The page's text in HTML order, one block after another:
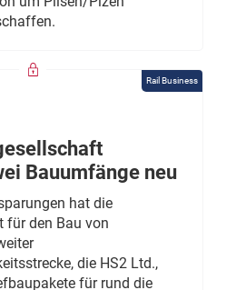
Rail Business
Bauumfänge neu
hat die
für den Bau von
die HS2 Ltd.,
für rund die